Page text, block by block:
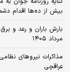
بیش از ده‌ها اقدام
مرداد ۱۴۰۵
مذاکرات نیروهای
عراقچی